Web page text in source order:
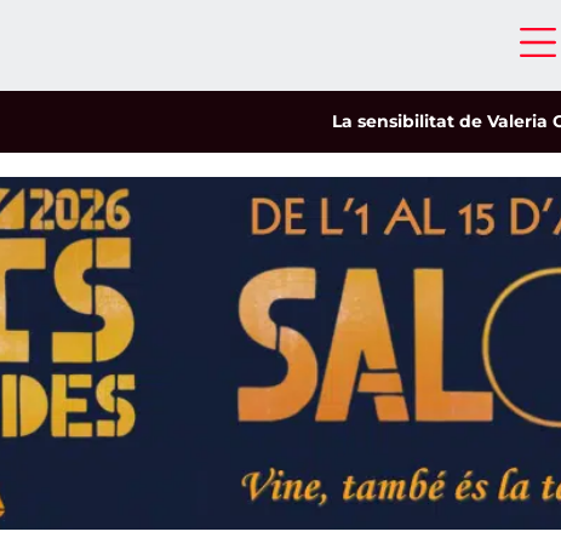
La sensibilitat de Valeria